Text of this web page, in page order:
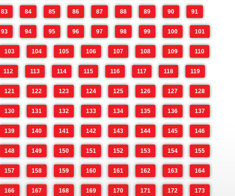
83 84 85 86 87 88 89 90 91
93 94 95 96 97 98 99 100 101
103 104 105 106 107 108 109 110
112 113 114 115 116 117 118 119
121 122 123 124 125 126 127 128
130 131 132 133 134 135 136 137
139 140 141 142 143 144 145 146
148 149 150 151 152 153 154 155
157 158 159 160 161 162 163 164
166 167 168 169 170 171 172 173